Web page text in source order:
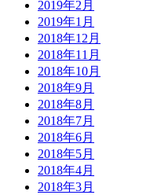
2019年2月
2019年1月
2018年12月
2018年11月
2018年10月
2018年9月
2018年8月
2018年7月
2018年6月
2018年5月
2018年4月
2018年3月